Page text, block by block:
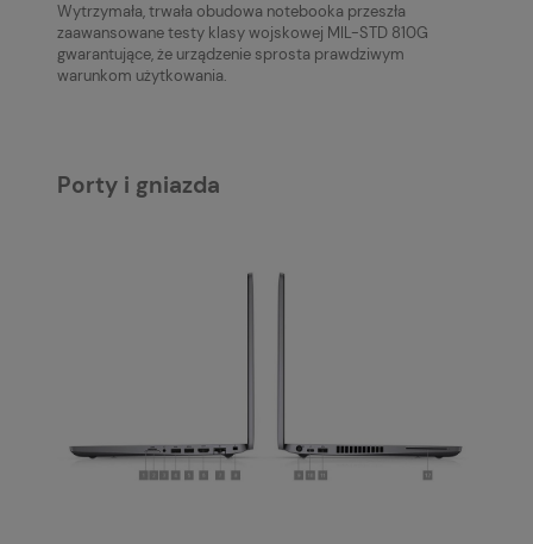
Wytrzymała, trwała obudowa notebooka przeszła
zaawansowane testy klasy wojskowej MIL-STD 810G
gwarantujące, że urządzenie sprosta prawdziwym
warunkom użytkowania.
Porty i gniazda